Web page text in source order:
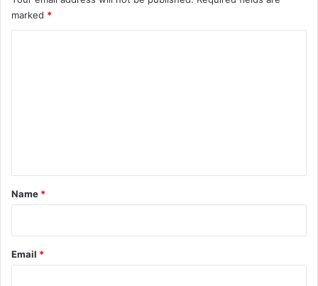
marked *
*
Name *
Email *